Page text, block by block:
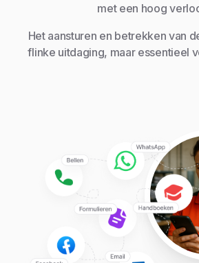
met een hoog
Het aansturen en betrekken van
flinke uitdaging, maar essentieel